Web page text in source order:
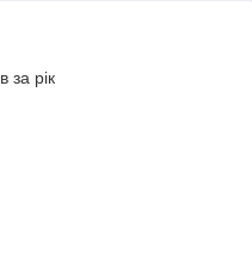
за рік